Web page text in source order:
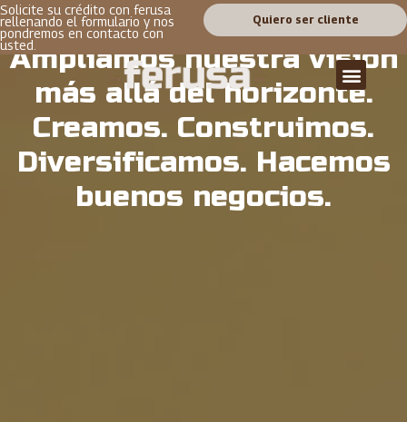
Solicite su crédito con ferusa
rellenando el formulario y nos
pondremos en contacto con
usted.
Quiero ser cliente
Ampliamos nuestra visión
más allá del horizonte.
Creamos. Construimos.
Diversificamos. Hacemos
buenos negocios.